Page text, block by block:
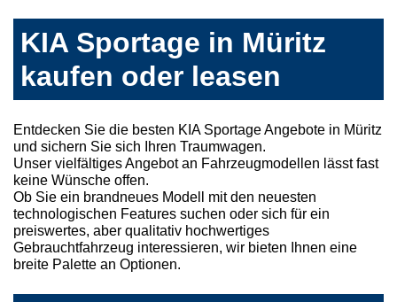
KIA Sportage in Müritz
kaufen oder leasen
Entdecken Sie die besten KIA Sportage Angebote in Müritz
und sichern Sie sich Ihren Traumwagen.
Unser vielfältiges Angebot an Fahrzeugmodellen lässt fast
keine Wünsche offen.
Ob Sie ein brandneues Modell mit den neuesten
technologischen Features suchen oder sich für ein
preiswertes, aber qualitativ hochwertiges
Gebrauchtfahrzeug interessieren, wir bieten Ihnen eine
breite Palette an Optionen.